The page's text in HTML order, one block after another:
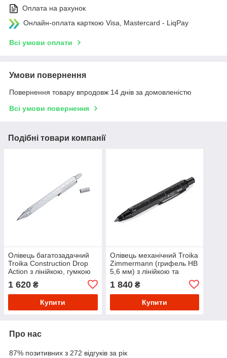
Оплата на рахунок
Онлайн-оплата карткою Visa, Mastercard - LiqPay
Всі умови оплати
Умови повернення
Повернення товару впродовж 14 днів за домовленістю
Всі умови повернення
Подібні товари компанії
Олівець багатозадачний
Troika Construction Drop
Action з лінійкою, гумкою
Сірий
1 620 ₴
Купити
Олівець механічний Troika
Zimmermann (грифель HB
5,6 мм) з лінійкою та
1 840₴
Купити
Про нас
87% позитивних з 272 відгуків за рік